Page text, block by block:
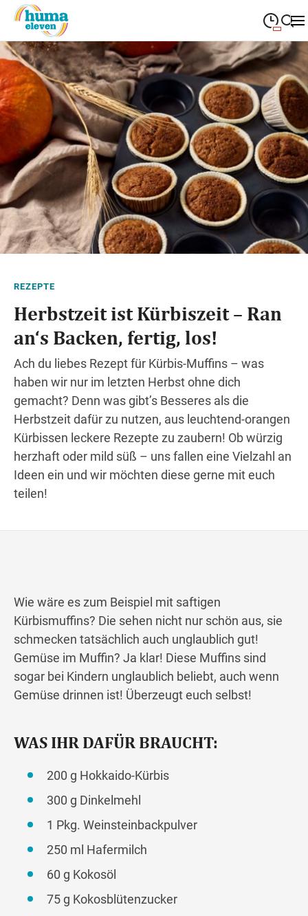
Suche schließen
Montag
MONTAG 09:00—19:00
Dienstag
DIENSTAG 09:00 —19:00
Mittwoch
MITTWOCH 09:00 —19:00
Donnerstag
DONNERSTAG 09:00—19:00
Freitag
FREITAG 09:00—
Samstag
SAMSTAG 09:00—18:00
Wegbeschreibung
REZEPTE
Herbstzeit ist Kürbiszeit – Ran
an‘s Backen, fertig, los!
Ach du liebes Rezept für Kürbis-Muffins – was
haben wir nur im letzten Herbst ohne dich
gemacht? Denn was gibt’s Besseres als die
Herbstzeit dafür zu nutzen, aus leuchtend-orangen
Kürbissen leckere Rezepte zu zaubern! Ob würzig
herzhaft oder mild süß – uns fallen eine Vielzahl an
Ideen ein und wir möchten diese gerne mit euch
teilen!
Wie wäre es zum Beispiel mit saftigen
Kürbismuffins? Die sehen nicht nur schön aus, sie
schmecken tatsächlich auch unglaublich gut!
Gemüse im Muffin? Ja klar! Diese Muffins sind
sogar bei Kindern unglaublich beliebt, auch wenn
Gemüse drinnen ist! Überzeugt euch selbst!
WAS IHR DAFÜR BRAUCHT:
200 g Hokkaido-Kürbis
300 g Dinkelmehl
1 Pkg. Weinsteinbackpulver
250 ml Hafermilch
60 g Kokosöl
75 g Kokosblütenzucker